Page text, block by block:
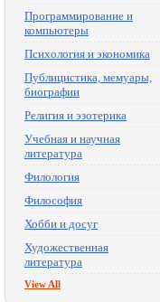
Программирование и
компьютеры
Психология и экономика
Публицистика, мемуары,
биографии
Религия и эзотерика
Учебная и научная
литература
Филология
Философия
Хобби и досуг
Художественная
литература
View All